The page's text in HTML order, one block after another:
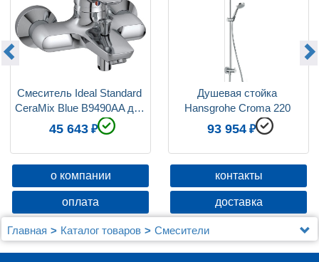
Девиатор
Защита от обратного потока
Смеситель Ideal Standard
CeraMix Blue B9490AA для
ванны с душем
45 643
Душевая стойка
Hansgrohe Croma 220
Showerpipe Reno 27224000
93 954
о компании контакты
оплата доставка
Главная Каталог товаров
Смесители
Для ванны с душем